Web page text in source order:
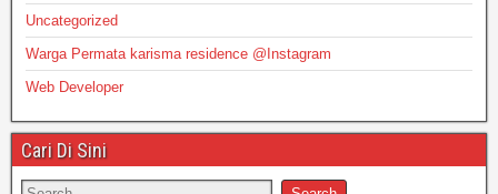
Uncategorized
Warga Permata karisma residence @Instagram
Web Developer
Cari Di Sini